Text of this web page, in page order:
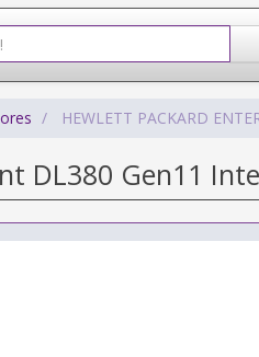
HEWLETT PACKARD
DL380 Gen11